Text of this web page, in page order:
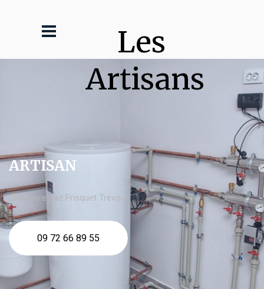
Les
Artisans
ARTISAN
chaudière gaz Frisquet Trévoux
09 72 66 89 55